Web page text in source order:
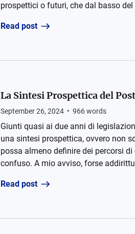
prospettici o futuri, che dal basso
Read post
La Sintesi Prospettica del
September 26, 2024 • 966words
Giunti quasi ai due anni di
una sintesi prospettica, ovvero non
possa almeno definire dei percorsi
confuso. A mio avviso, forse
Read post